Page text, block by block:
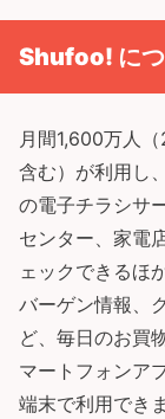
Shufoo! に
月間1,600万人
含む）が利用し
の電子チラシサ
センター、家電
ェックできるほ
バーゲン情報、
ど、毎日のお買
マートフォンア
端末で利用でき